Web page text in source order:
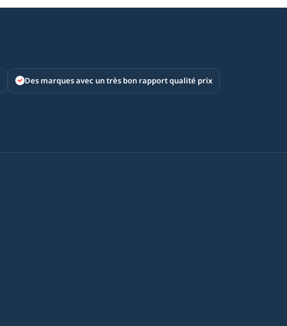
Des marques avec un très bon rapport qualité prix